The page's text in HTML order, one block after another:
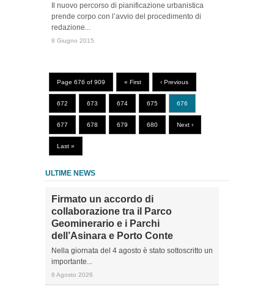
Il nuovo percorso di pianificazione urbanistica
prende corpo con l’avvio del procedimento di
redazione...
8 Giugno 2015
Page 676 of 909 « First ‹ Previous
672 673 674 675 676
677 678 679 680 Next ›
Last »
ULTIME NEWS
Firmato un accordo di
collaborazione tra il Parco
Geominerario e i Parchi
dell’Asinara e Porto Conte
Nella giornata del 4 agosto è stato sottoscritto un
importante...
6 Agosto 2026